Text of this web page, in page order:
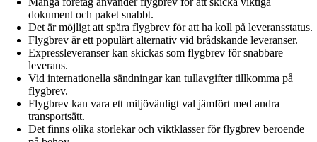
dokument och paket snabbt.
Det är möjligt att spåra flygbrev för att ha koll på leveransstatus.
Flygbrev är ett populärt alternativ vid brådskande leveranser.
Expressleveranser kan skickas som flygbrev för snabbare
leverans.
Vid internationella sändningar kan tullavgifter tillkomma på
flygbrev.
Flygbrev kan vara ett miljövänligt val jämfört med andra
transportsätt.
Det finns olika storlekar och viktklasser för flygbrev beroende